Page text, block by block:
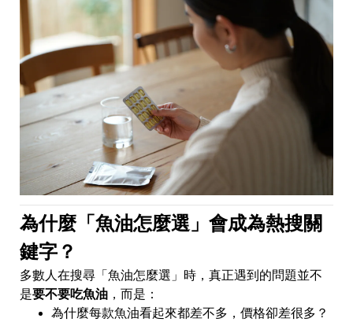
為什麼「魚油怎麼選」會成為熱搜關
鍵字？
多數人在搜尋「魚油怎麼選」時，真正遇到的問題並不
是要不要吃魚油 ，而是：
為什麼每款魚油看起來都差不多，價格卻差很多？